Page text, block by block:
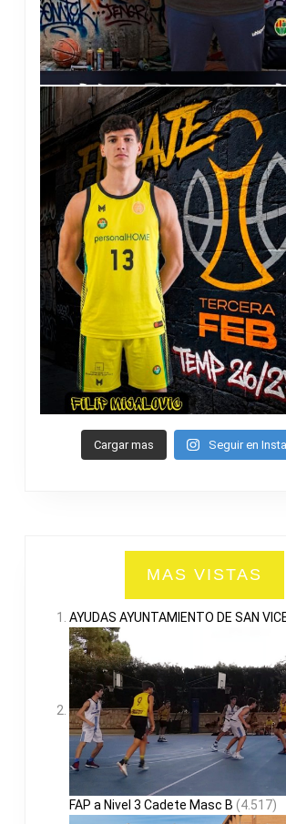
Cargar mas Seguir en
MAS VISTAS
AYUDAS AYUNTAMIENTO DE SAN
FAP a Nivel 3 Cadete Masc B (4.517)